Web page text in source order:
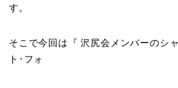
す。
そこで今回は『 沢尻会メンバーのシ
ト･フォ